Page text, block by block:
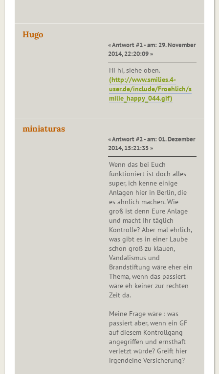
Hugo
« Antwort #1 - am: 29. November
2014, 22:20:09 »
Hi hi, siehe oben.
(http://www.smilies.4-
user.de/include/Froehlich/s
milie_happy_044.gif)
miniaturas
« Antwort #2 - am: 01. Dezember
2014, 15:21:35 »
Wenn das bei Euch
funktioniert ist doch alles
super, ich kenne einige
Anlagen hier in Berlin, die
es ähnlich machen. Wie
groß ist denn Eure Anlage
und macht Ihr täglich
Kontrolle? Aber mal ehrlich,
was gibt es in einer Laube
schon groß zu klauen,
Vandalismus und
Brandstiftung wäre eher ein
Thema, wenn das passiert
wäre eh keiner zur rechten
Zeit da.
Meine Frage wäre : was
passiert aber, wenn ein GF
auf diesem Kontrollgang
angegriffen und ernsthaft
verletzt würde? Greift hier
irgendeine Versicherung?